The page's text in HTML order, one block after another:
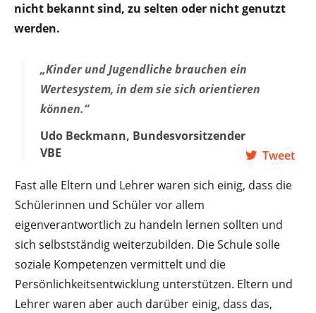
nicht bekannt sind, zu selten oder nicht genutzt
werden.
„Kinder und Jugendliche brauchen ein
Wertesystem, in dem sie sich orientieren
können.“
Udo Beckmann, Bundesvorsitzender
VBE
Tweet
Fast alle Eltern und Lehrer waren sich einig, dass die
Schülerinnen und Schüler vor allem
eigenverantwortlich zu handeln lernen sollten und
sich selbstständig weiterzubilden. Die Schule solle
soziale Kompetenzen vermittelt und die
Persönlichkeitsentwicklung unterstützen. Eltern und
Lehrer waren aber auch darüber einig, dass das,